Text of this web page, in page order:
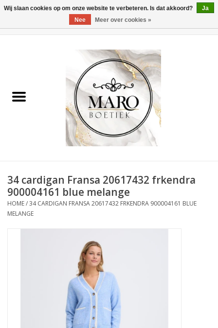
Heren
34 cardigan Fransa 20617432 frkendra
900004161 blue melange
HOME/34 CARDIGAN FRANSA 20617432 FRKENDRA 900004161 BLUE
MELANGE
Wij slaan cookies op om onze website te verbeteren. Is dat akkoord?
Ja
Nee
Meer over cookies »